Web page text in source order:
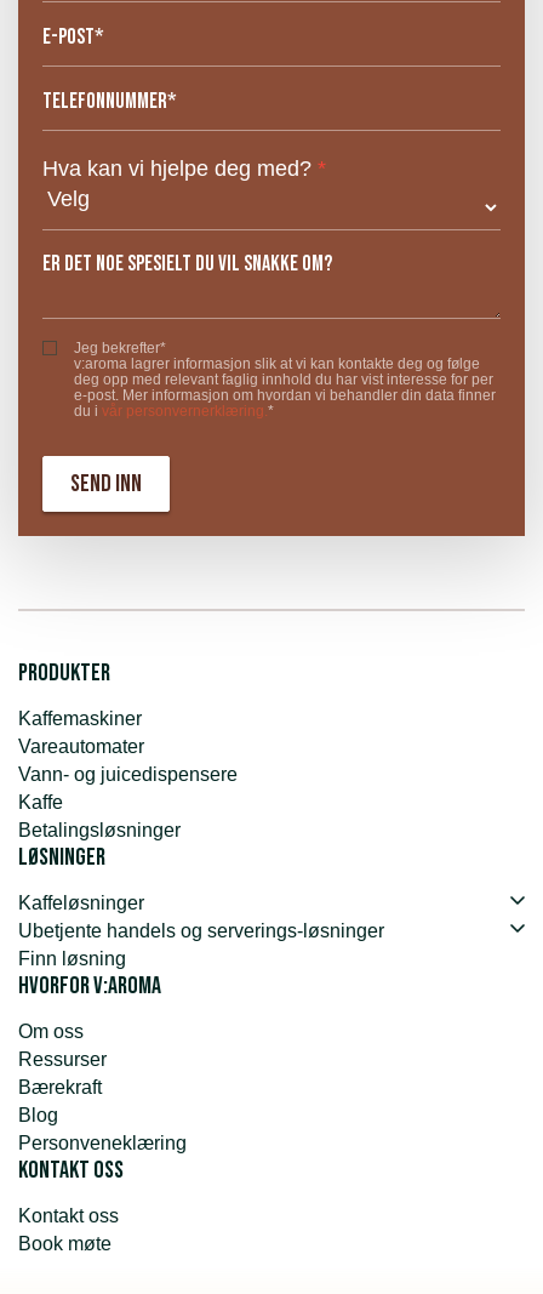
Hva kan vi hjelpe deg med? *
Jeg bekrefter*
v:aroma lagrer informasjon slik at vi kan kontakte deg og følge
deg opp med relevant faglig innhold du har vist interesse for per
e-post. Mer informasjon om hvordan vi behandler din data finner
du i vår personvernerklæring.*
Produkter
Kaffemaskiner
Vareautomater
Vann- og juicedispensere
Kaffe
Betalingsløsninger
Løsninger
Kaffeløsninger
Ubetjente handels og serverings-løsninger
Finn løsning
Hvorfor v:aroma
Om oss
Ressurser
Bærekraft
Blog
Personveneklæring
Kontakt oss
Kontakt oss
Book møte